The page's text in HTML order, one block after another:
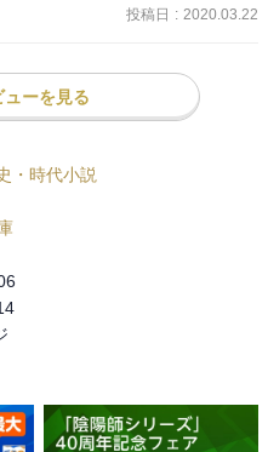
鸞が生きた時代を垣間見るこ
。
りを得られず、六角堂へ百日
は美しい謎の女人、紫野との
りる決意をした頃、都には陰
て親鸞の命を狙う黒面法師。
旅立つ。
）
りを得られず、六角堂へ百日
投稿日 : 2020.03.22
ーを見る
・時代小説